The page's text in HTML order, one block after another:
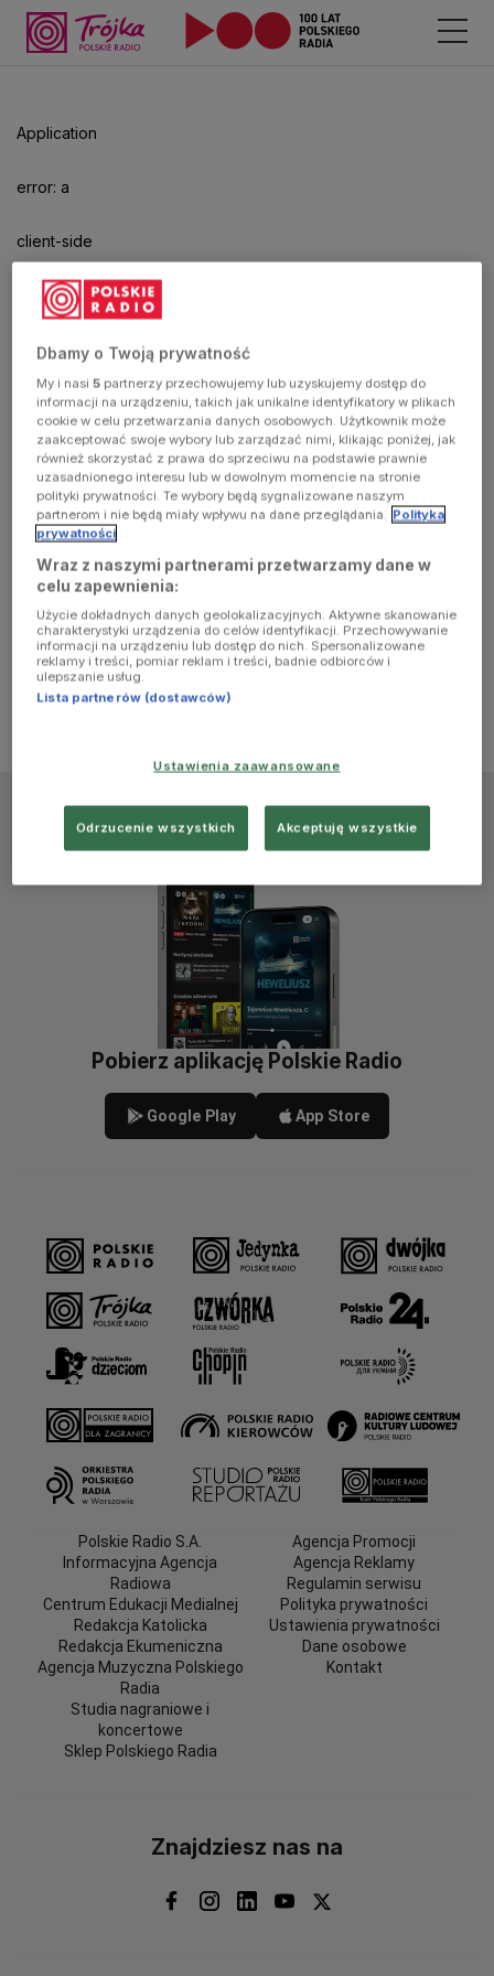
Application
error: a
client-side
exception
has
occurred
(see the
browser
console for
more
information)
Pobierz aplikację Polskie Radio
Google Play App Store
Polskie Radio S.A.
Informacyjna Agencja
Radiowa
Centrum Edukacji Medialnej
Redakcja Katolicka
Redakcja Ekumeniczna
Agencja Muzyczna Polskiego
Radia
Studia nagraniowe i
koncertowe
Sklep Polskiego Radia
Agencja Promocji
Agencja Reklamy
Regulamin serwisu
Polityka prywatności
Ustawienia prywatności
Dane osobowe
Kontakt
Znajdziesz nas na
Dbamy o Twoją prywatność
My i nasi5 partnerzy przechowujemy lub uzyskujemy dostęp do
informacji na urządzeniu, takich jak unikalne identyfikatory w plikach
cookie w celu przetwarzania danych osobowych. Użytkownik może
zaakceptować swoje wybory lub zarządzać nimi, klikając poniżej, jak
również skorzystać z prawa do sprzeciwu na podstawie prawnie
uzasadnionego interesu lub w dowolnym momencie na stronie
polityki prywatności. Te wybory będą sygnalizowane naszym
partnerom i nie będą miały wpływu na dane przeglądania. Polityka
prywatności
Wraz z naszymi partnerami przetwarzamy dane w
celu zapewnienia:
Użycie dokładnych danych geolokalizacyjnych. Aktywne skanowanie
charakterystyki urządzenia do celów identyfikacji. Przechowywanie
informacji na urządzeniu lub dostęp do nich. Spersonalizowane
reklamy i treści, pomiar reklam i treści, badnie odbiorców i
ulepszanie usług.
Lista partnerów (dostawców)
Ustawienia zaawansowane
Odrzucenie wszystkich Akceptuję wszystkie